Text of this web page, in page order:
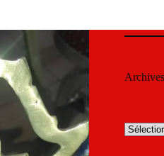
Archives
Archives